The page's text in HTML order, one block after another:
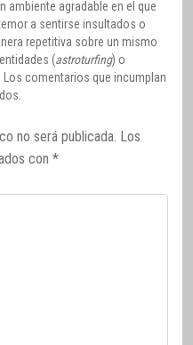
ambiente agradable en el que
a sentirse insultados o
repetitiva sobre un mismo
(astroturfing) o
comentarios que incumplan
no será publicada. Los
con *